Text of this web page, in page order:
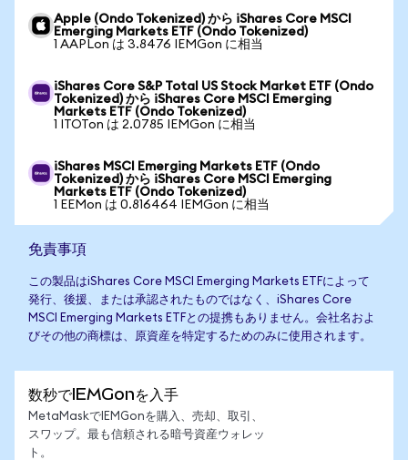
Apple (Ondo Tokenized) から iShares Core MSCI
Emerging Markets ETF (Ondo Tokenized)
1 AAPLon は 3.8476 IEMGon に相当
iShares Core S&P Total US Stock Market ETF (Ondo
Tokenized) から iShares Core MSCI Emerging
Markets ETF (Ondo Tokenized)
1 ITOTon は 2.0785 IEMGon に相当
iShares MSCI Emerging Markets ETF (Ondo
Tokenized) から iShares Core MSCI Emerging
Markets ETF (Ondo Tokenized)
1 EEMon は 0.816464 IEMGon に相当
免責事項
この製品はiShares Core MSCI Emerging Markets ETFによって
発行、後援、または承認されたものではなく、iShares Core
MSCI Emerging Markets ETFとの提携もありません。会社名およ
びその他の商標は、原資産を特定するためのみに使用されます。
数秒でIEMGonを入手
MetaMaskでIEMGonを購入、売却、取引、
スワップ。最も信頼される暗号資産ウォレッ
ト。